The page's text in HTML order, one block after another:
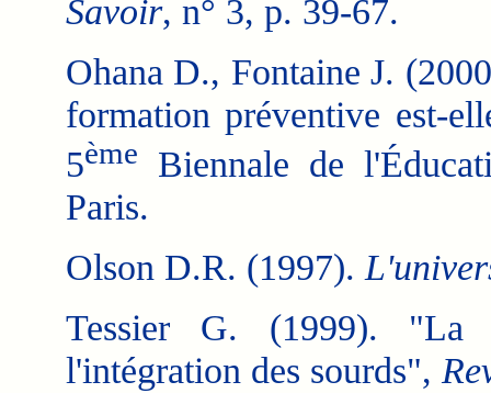
Savoir, n° 3, p. 39-67.
Ohana D., Fontaine J.
formation préventive est-
5ème
Biennale de
Paris.
Olson D.R. (1997).
Tessier G. (1999). "La
l'intégration des sourds",